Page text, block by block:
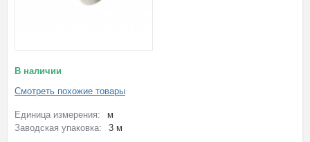
В наличии
Смотреть похожие товары
Единица измерения:
м
Заводская упаковка:
3 м